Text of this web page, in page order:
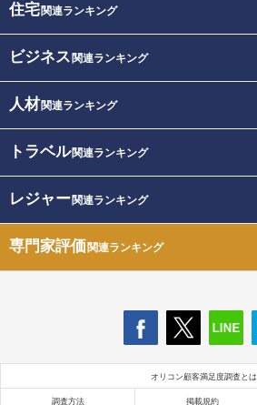
住宅関連ランキング
ビジネス 関連ランキング
人材関連ランキング
トラベル関連ランキング
レジャー関連ランキング
専門家評価関連ランキング
オリコン顧客満足度調査とは
調査方法 掲載規約